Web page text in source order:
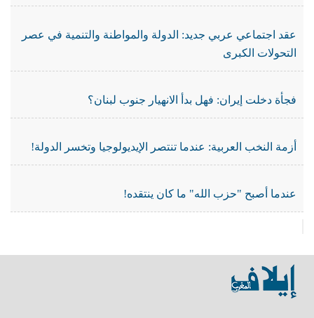
عقد اجتماعي عربي جديد: الدولة والمواطنة والتنمية في عصر
التحولات الكبرى
فجأة دخلت إيران: فهل بدأ الانهيار جنوب لبنان؟
أزمة النخب العربية: عندما تنتصر الإيديولوجيا وتخسر الدولة!
عندما أصبح "حزب الله" ما كان ينتقده!